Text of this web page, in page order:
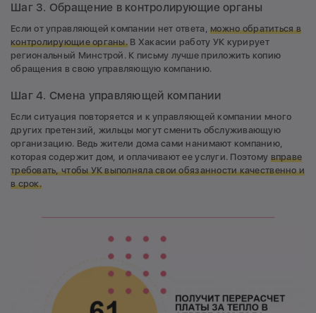
Шаг 3. Обращение в контролирующие органы
Если от управляющей компании нет ответа,можно обратиться в
контролирующие органы.В Хакасии работу УК курирует
региональный Минстрой. К письму лучше приложить копию
обращения в свою управляющую компанию.
Шаг 4. Смена управляющей компании
Если ситуация повторяется и к управляющей компании много
других претензий, жильцы могут сменить обслуживающую
организацию. Ведь жители дома сами нанимают компанию,
которая содержит дом, и оплачивают ее услуги. Поэтому вправе
требовать, чтобы УК выполняла свои обязанности качественно и
в срок.